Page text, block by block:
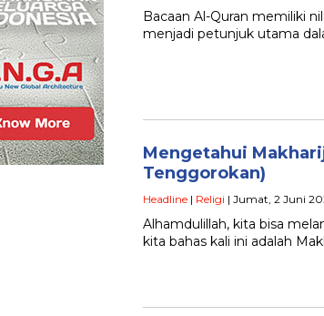
Bacaan Al-Quran memiliki
menjadi petunjuk utama
Mengetahui
Tenggorokan)
Headline | Religi | Jumat, 2 Juni
Alhamdulillah, kita bisa
kita bahas kali ini adalah